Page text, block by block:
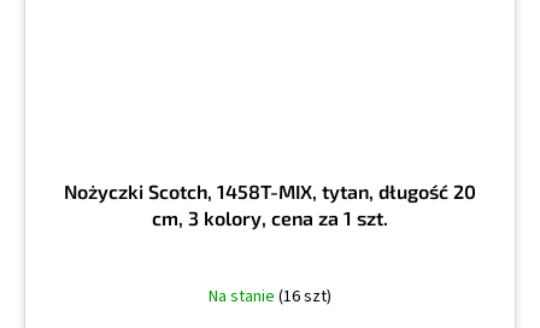
Nożyczki Scotch, 1458T-MIX, tytan, długość 20
cm, 3 kolory, cena za 1 szt.
Na stanie (16 szt)